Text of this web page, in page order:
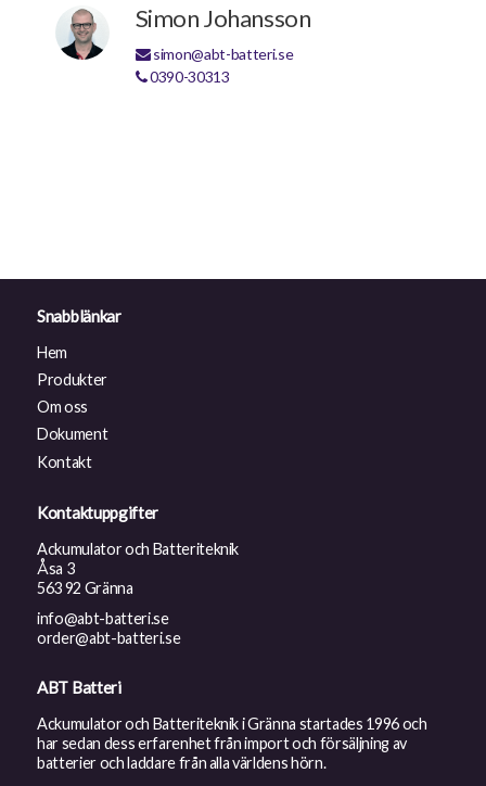
Simon Johansson
simon@abt-batteri.se
0390-30313
Snabblänkar
Hem
Produkter
Om oss
Dokument
Kontakt
Kontaktuppgifter
Ackumulator och Batteriteknik
Åsa 3
563 92 Gränna
info@abt-batteri.se
order@abt-batteri.se
ABT Batteri
Ackumulator och Batteriteknik i Gränna startades 1996 och
har sedan dess erfarenhet från import och försäljning av
batterier och laddare från alla världens hörn.